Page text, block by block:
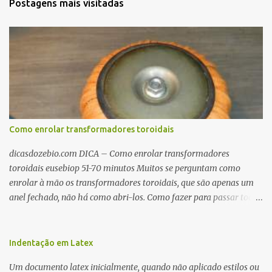
Postagens mais visitadas
Como enrolar transformadores toroidais
dicasdozebio.com DICA – Como enrolar transformadores
toroidais eusebiop 51-70 minutos Muitos se perguntam como
enrolar à mão os transformadores toroidais, que são apenas um
anel fechado, não há como abri-los. Como fazer para passar toda
utilizadas para automatizar a bobinagem de grandes e pequenos
Indentação em Latex
Um documento latex inicialmente, quando não aplicado estilos ou